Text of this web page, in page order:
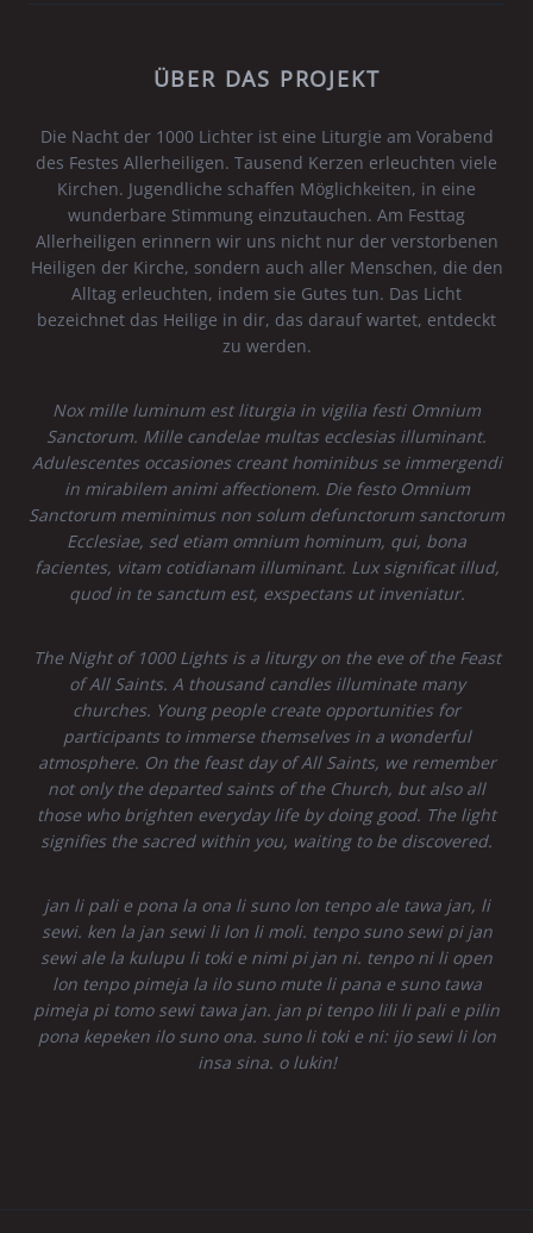
ÜBER DAS PROJEKT
Die Nacht der 1000 Lichter ist eine Liturgie am Vorabend
des Festes Allerheiligen. Tausend Kerzen erleuchten viele
Kirchen. Jugendliche schaffen Möglichkeiten, in eine
wunderbare Stimmung einzutauchen. Am Festtag
Allerheiligen erinnern wir uns nicht nur der verstorbenen
Heiligen der Kirche, sondern auch aller Menschen, die den
Alltag erleuchten, indem sie Gutes tun. Das Licht
bezeichnet das Heilige in dir, das darauf wartet, entdeckt
zu werden.
Nox mille luminum est liturgia in vigilia festi Omnium
Sanctorum. Mille candelae multas ecclesias illuminant.
Adulescentes occasiones creant hominibus se immergendi
in mirabilem animi affectionem. Die festo Omnium
Sanctorum meminimus non solum defunctorum sanctorum
Ecclesiae, sed etiam omnium hominum, qui, bona
facientes, vitam cotidianam illuminant. Lux significat illud,
quod in te sanctum est, exspectans ut inveniatur.
The Night of 1000 Lights is a liturgy on the eve of the Feast
of All Saints. A thousand candles illuminate many
churches. Young people create opportunities for
participants to immerse themselves in a wonderful
atmosphere. On the feast day of All Saints, we remember
not only the departed saints of the Church, but also all
those who brighten everyday life by doing good. The light
signifies the sacred within you, waiting to be discovered.
jan li pali e pona la ona li suno lon tenpo ale tawa jan, li
sewi. ken la jan sewi li lon li moli. tenpo suno sewi pi jan
sewi ale la kulupu li toki e nimi pi jan ni. tenpo ni li open
lon tenpo pimeja la ilo suno mute li pana e suno tawa
pimeja pi tomo sewi tawa jan. jan pi tenpo lili li pali e pilin
pona kepeken ilo suno ona. suno li toki e ni: ijo sewi li lon
insa sina. o lukin!